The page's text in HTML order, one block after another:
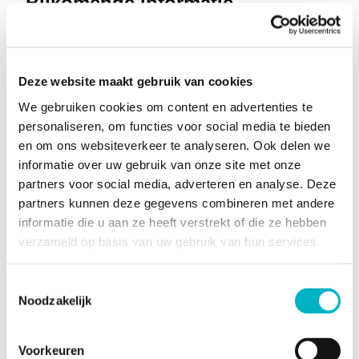
Deze website maakt gebruik van cookies
We gebruiken cookies om content en advertenties te
personaliseren, om functies voor social media te bieden
en om ons websiteverkeer te analyseren. Ook delen we
informatie over uw gebruik van onze site met onze
partners voor social media, adverteren en analyse. Deze
partners kunnen deze gegevens combineren met andere
informatie die u aan ze heeft verstrekt of die ze hebben
verzameld op basis van uw gebruik van hun services.
Noodzakelijk
Voorkeuren
Gebouw en tuin gegevens
Tuin
200m 2
Conformiteitsattest